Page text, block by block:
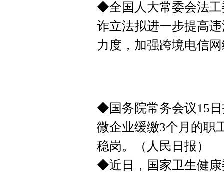
◆全国人大常委会法工
诈立法拟进一步提高
力度，加强跨境电信
◆国务院常务会议15
微企业缓缴3个月的职
稳岗。（人民日报）
◆近日，国家卫生健康